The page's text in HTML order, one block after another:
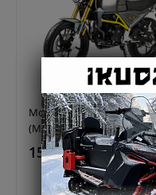
Мотоцикл MOTOLAND
(МОТОЛЕНД) SCRAMBLER
153 800 ₽ 172950